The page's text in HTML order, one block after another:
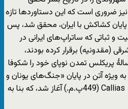
ضروری است که این دستاوردها تازه
کشاکش با ایران، محقق شد، پس
و ثباتی که ساتراپ‌های ایرانی در
(مقدونیه) برقرار کرده بودند،
به ویژه در دوران ۳۰ سالۀ پریکلس تمدن نوپای خود را شکوفا
ویژه آتن در پایان «جنگ‌های یونان و
ایران» با «پیمان صلح کالیاس» Callias (449پ.م.) آغاز شد، که بنا به